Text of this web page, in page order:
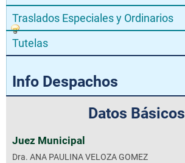
Traslados Especiales y Ordinarios
Tutelas
Info Despachos
Datos Básicos
Juez Municipal
Dra. ANA PAULINA VELOZA GOMEZ